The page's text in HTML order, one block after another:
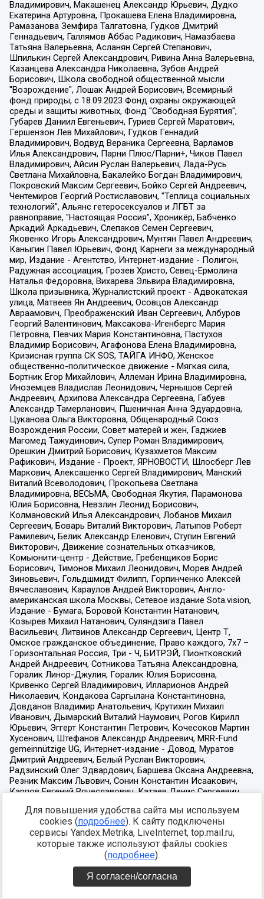
Для повышения удобства сайта мы используем
cookies (подробнее). К сайту подключены
сервисы Yandex.Metrika, LiveInternet, top.mail.ru,
которые также используют файлы cookies
(подробнее).
Я согласен/согласна